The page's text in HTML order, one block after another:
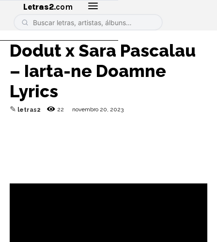
Letras2.com
Dodut x Sara Pascalau
– Iarta-ne Doamne
Lyrics
✎ letras2 22 novembro 20, 2023